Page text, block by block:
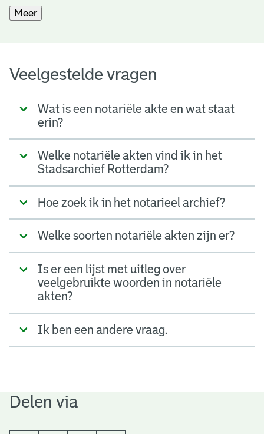
Meer
Veelgestelde vragen
Wat is een notariële akte en wat staat
erin?
Welke notariële akten vind ik in het
Stadsarchief Rotterdam?
Hoe zoek ik in het notarieel archief?
Welke soorten notariële akten zijn er?
Is er een lijst met uitleg over
veelgebruikte woorden in notariële
akten?
Ik ben een andere vraag.
Delen via